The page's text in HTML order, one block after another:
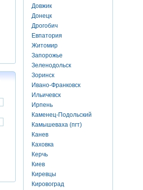
Довжик
Донецк
Дрогобич
Евпатория
Житомир
Запорожье
Зеленодольск
Зоринск
Ивано-Франковск
Ильичевск
Ирпень
Каменец-Подольский
Камышеваха (пгт)
Канев
Каховка
Керчь
Киев
Киревцы
Кировоград